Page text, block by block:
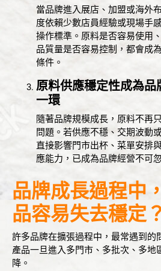
當品牌進入展店、加盟或海外
度依賴少數店員經驗或現場手
操作標準。原料是否容易使用
品質量是否容易控制，都會成
條件。
原料供應穩定性成為品
一環
隨著品牌規模成長，原料不再
問題。若供應不穩、交期波動
直接影響門市出杯、菜單安排
應能力，已成為品牌經營不可
品牌成長過程中
品容易失去穩定？
許多品牌在擴張過程中，最常遇到的
產品一旦進入多門市、多批次、多地
降。